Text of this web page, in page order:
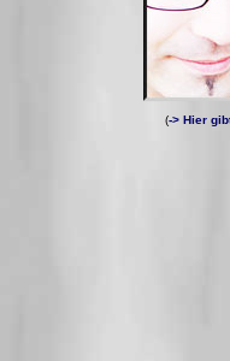
(-> Hier